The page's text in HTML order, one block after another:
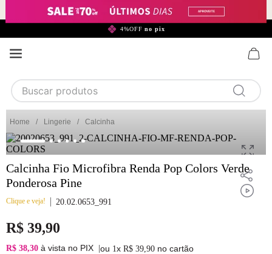
4%OFF no pix
Buscar produtos
1 calcinha
2 sutiã
4 calcinha algodão
Lingerie Calcinha
Calcinha Fio Microfibra Renda Pop Colors Verde
Ponderosa Pine
Clique e veja! 20.02.0653_991
R$ 39,90
R$ 38,30 à vista no PIX ou 1x R$ 39,90 no cartão